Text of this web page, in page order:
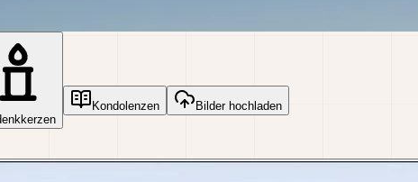
Kondolenzen Bilder hochladen